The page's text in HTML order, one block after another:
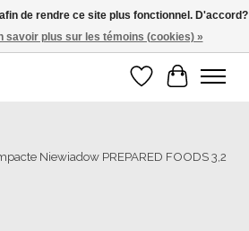
direkt vom Hersteller!
Liste dePanier
Niewiadow PREPARED FOODS 3,2
de rendre ce site plus fonctionnel. D'accord?
savoir plus sur les témoins (cookies) »